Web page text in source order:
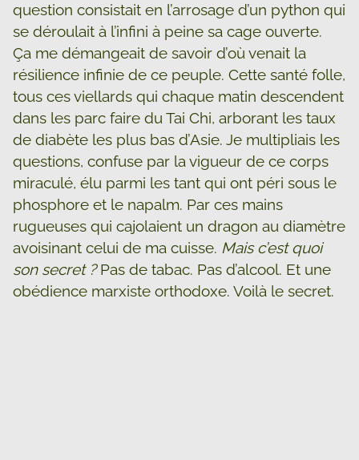
question consistait en l’arrosage d’un python qui
se déroulait à l’infini à peine sa cage ouverte.
Ça me démangeait de savoir d’où venait la
résilience infinie de ce peuple. Cette santé folle,
tous ces viellards qui chaque matin descendent
dans les parc faire du Tai Chi, arborant les taux
de diabète les plus bas d’Asie. Je multipliais les
questions, confuse par la vigueur de ce corps
miraculé, élu parmi les tant qui ont péri sous le
phosphore et le napalm. Par ces mains
rugueuses qui cajolaient un dragon au diamètre
avoisinant celui de ma cuisse. Mais c’est quoi
son secret ?Pas de tabac. Pas d’alcool. Et une
obédience marxiste orthodoxe. Voilà le secret.